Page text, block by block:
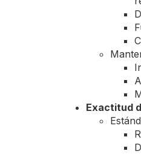
Exactitud